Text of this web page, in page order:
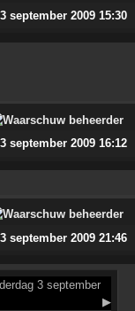
3 september 2009 15:30
3 september 2009 16:12
3 september 2009 21:46
3 september
▶